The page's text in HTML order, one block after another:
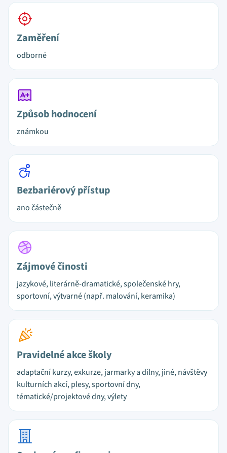
Zaměření
odborné
Způsob hodnocení
známkou
Bezbariérový přístup
ano částečně
Zájmové činosti
jazykové, literárně-dramatické, společenské hry,
sportovní, výtvarné (např. malování, keramika)
Pravidelné akce školy
adaptační kurzy, exkurze, jarmarky a dílny, jiné, návštěvy
kulturních akcí, plesy, sportovní dny,
tématické/projektové dny, výlety